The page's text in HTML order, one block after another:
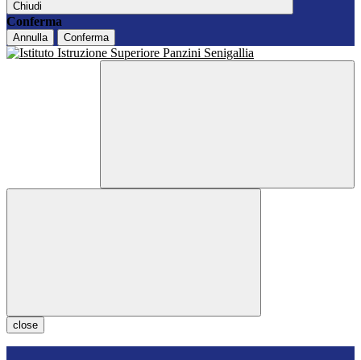
Chiudi
Conferma
Annulla Conferma
close